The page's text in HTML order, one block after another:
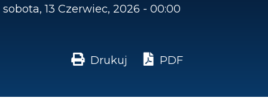
sobota, 13 Czerwiec, 2026 - 00:00
Drukuj PDF